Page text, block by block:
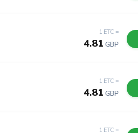
1 ETC =
4.81 GBP
1 ETC =
4.81 GBP
1 ETC =